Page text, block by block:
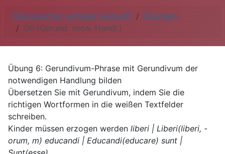
Füllungsarten verbaler Herkunft
Übungen
Ü6 (Gerund. notw. Handl.)
Übung 6: Gerundivum-Phrase mit Gerundivum der
notwendigen Handlung bilden
Übersetzen Sie mit Gerundivum, indem Sie die
richtigen Wortformen in die weißen Textfelder
schreiben.
Kinder müssen erzogen werden liberi | Liberi(liberi, -
orum, m) educandi | Educandi(educare) sunt |